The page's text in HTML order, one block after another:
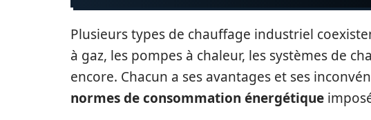
Plusieurs types de chauffage industriel
à gaz, les pompes à chaleur, les systèmes de
encore. Chacun a ses avantages et ses
normes de consommation énergétique